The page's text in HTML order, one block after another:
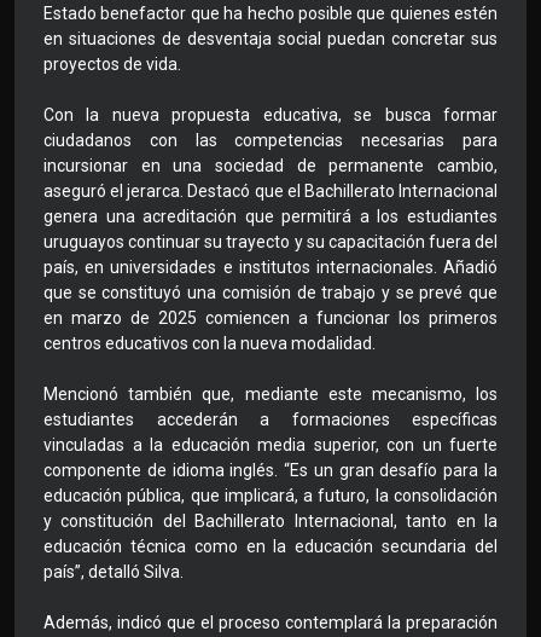
Estado benefactor que ha hecho posible que quienes estén
en situaciones de desventaja social puedan concretar sus
proyectos de vida.
Con la nueva propuesta educativa, se busca formar
ciudadanos con las competencias necesarias para
incursionar en una sociedad de permanente cambio,
aseguró el jerarca. Destacó que el Bachillerato Internacional
genera una acreditación que permitirá a los estudiantes
uruguayos continuar su trayecto y su capacitación fuera del
país, en universidades e institutos internacionales. Añadió
que se constituyó una comisión de trabajo y se prevé que
en marzo de 2025 comiencen a funcionar los primeros
centros educativos con la nueva modalidad.
Mencionó también que, mediante este mecanismo, los
estudiantes accederán a formaciones específicas
vinculadas a la educación media superior, con un fuerte
componente de idioma inglés. “Es un gran desafío para la
educación pública, que implicará, a futuro, la consolidación
y constitución del Bachillerato Internacional, tanto en la
educación técnica como en la educación secundaria del
país”, detalló Silva.
Además, indicó que el proceso contemplará la preparación